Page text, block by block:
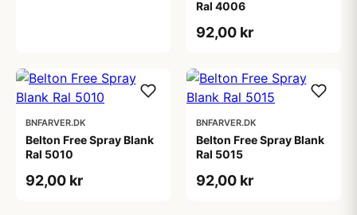
Ral 4006
92,00 kr
BNFARVER.DK
Belton Free Spray Blank
Ral 5010
92,00 kr
BNFARVER.DK
Belton Free Spray Blank
Ral 5015
92,00 kr